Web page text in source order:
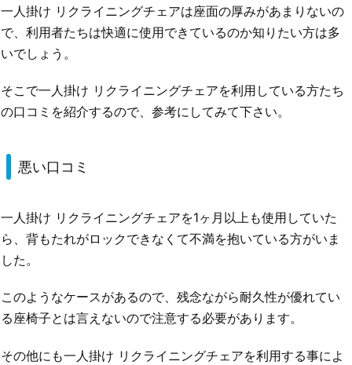
一人掛け リクライニングチェアは座面の厚みがあまりないの
で、利用者たちは快適に使用できているのか知りたい方は多
いでしょう。
そこで一人掛け リクライニングチェアを利用している方たち
の口コミを紹介するので、参考にしてみて下さい。
悪い口コミ
一人掛け リクライニングチェアを1ヶ月以上も使用していた
ら、背もたれがロックできなくて不満を抱いている方がいま
した。
このようなケースがあるので、残念ながら耐久性が優れてい
る座椅子とは言えないので注意する必要があります。
その他にも一人掛け リクライニングチェアを利用する事によ